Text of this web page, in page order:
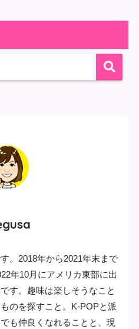
。2018年から2021年末まで
年10月にアメリカ東部に出
す。趣味は楽しそうなこと
のを探すこと。K-POPと派
も仲良くなれることと、現